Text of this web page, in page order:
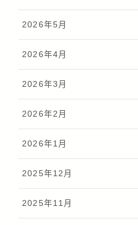
2026年5月
2026年4月
2026年3月
2026年2月
2026年1月
2025年12月
2025年11月